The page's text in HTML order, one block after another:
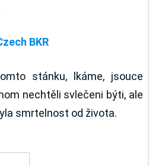
BKR
stánku, lkáme, jsouce
nechtěli svlečeni býti, ale
smrtelnost od života.